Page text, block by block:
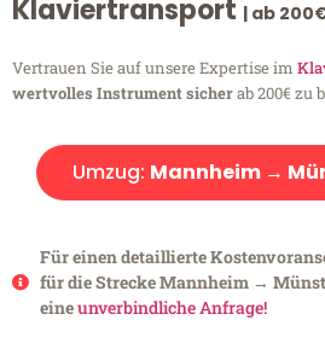
Klaviertransport | ab
Vertrauen Sie auf unsere Expertise im
wertvolles Instrument sicherab 200€ zu
Umzug: Mannheim →
Für einen detaillierte
für die Strecke Mannheim →
eineunverbindliche Anfrage!